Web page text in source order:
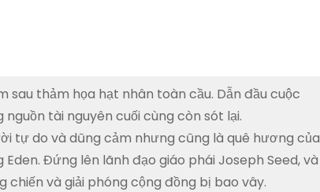
sau thảm họa hạt nhân toàn cầu. Dẫn đầu cuộc
tài nguyên cuối cùng còn sót lại.
tự do và dũng cảm nhưng cũng là quê hương của
Đứng lên lãnh đạo giáo phái Joseph Seed, và
và giải phóng cộng đồng bị bao vây.